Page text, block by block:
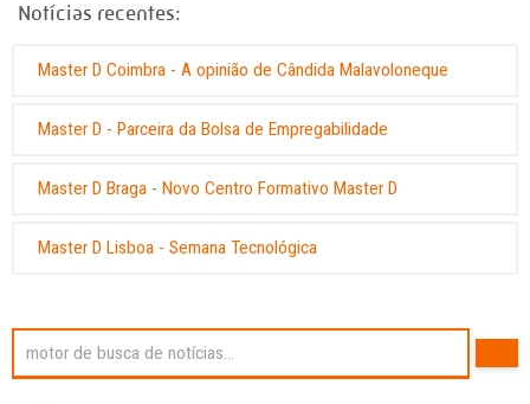
Notícias recentes:
Master D Coimbra - A opinião de Cândida Malavoloneque
Master D - Parceira da Bolsa de Empregabilidade
Master D Braga - Novo Centro Formativo Master D
Master D Lisboa - Semana Tecnológica